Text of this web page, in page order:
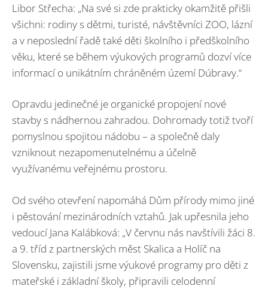
Libor Střecha: „Na své si zde prakticky okamžitě přišli
všichni: rodiny s dětmi, turisté, návštěvníci ZOO, lázní
a v neposlední řadě také děti školního i předškolního
věku, které se během výukových programů dozví více
informací o unikátním chráněném území Dúbravy.“
Opravdu jedinečné je organické propojení nové
stavby s nádhernou zahradou. Dohromady totiž tvoří
pomyslnou spojitou nádobu – a společně daly
vzniknout nezapomenutelnému a účelně
využívanému veřejnému prostoru.
Od svého otevření napomáhá Dům přírody mimo jiné
i pěstování mezinárodních vztahů. Jak upřesnila jeho
vedoucí Jana Kalábková: „V červnu nás navštívili žáci 8.
a 9. tříd z partnerských měst Skalica a Holíč na
Slovensku, zajistili jsme výukové programy pro děti z
mateřské i základní školy, připravili celodenní